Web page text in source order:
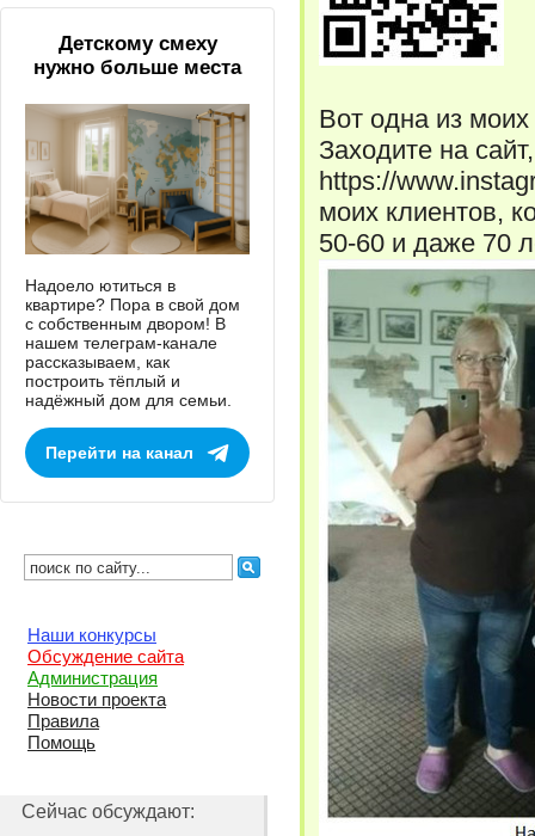
Вот одна из
Заходите на
https://
моих клиентов,
50-60 и даже 70
Детскому смеху
нужно больше места
Надоело ютиться в
квартире? Пора в свой дом
с собственным двором! В
нашем телеграм-канале
рассказываем, как
построить тёплый и
надёжный дом для семьи.
Перейти на канал
Наши конкурсы
Обсуждение сайта
Администрация
Новости проекта
Правила
Помощь
Сейчас обсуждают: